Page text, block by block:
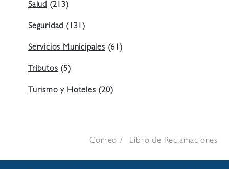
Salud (213)
Seguridad(131)
Servicios Municipales(61)
Tributos(5)
Turismo y Hoteles(20)
Correo Libro de Reclamaciones